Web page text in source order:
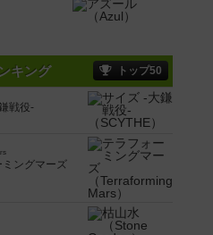
キング トップ50
戦役-
ミングマーズ